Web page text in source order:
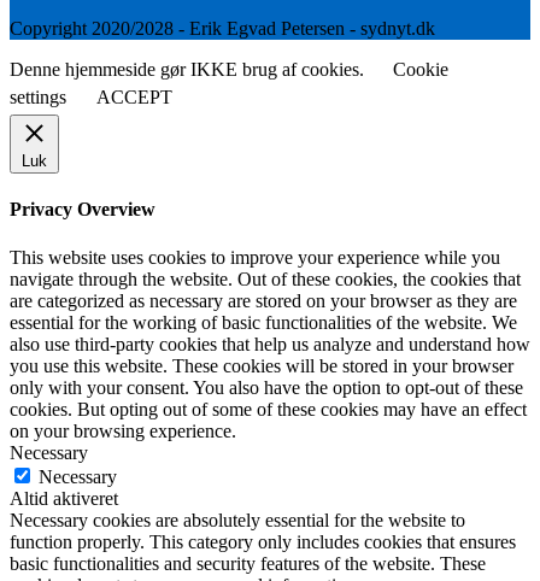
Copyright 2020/2028 - Erik Egvad Petersen - sydnyt.dk
Denne hjemmeside gør IKKE brug af cookies.
Cookie
settings
ACCEPT
Luk
Privacy Overview
This website uses cookies to improve your experience while you
navigate through the website. Out of these cookies, the cookies that
are categorized as necessary are stored on your browser as they are
essential for the working of basic functionalities of the website. We
also use third-party cookies that help us analyze and understand how
you use this website. These cookies will be stored in your browser
only with your consent. You also have the option to opt-out of these
cookies. But opting out of some of these cookies may have an effect
on your browsing experience.
Necessary
Necessary
Altid aktiveret
Necessary cookies are absolutely essential for the website to
function properly. This category only includes cookies that ensures
basic functionalities and security features of the website. These